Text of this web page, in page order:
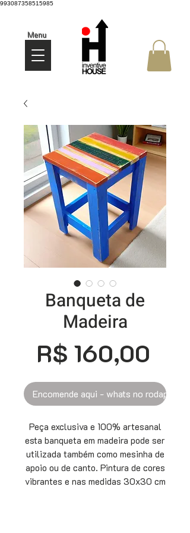
993087358515985
Menu
Banqueta de
Madeira
R$ 160,00
Encomende aqui - whats no rodapé
Peça exclusiva e 100% artesanal
esta banqueta em madeira pode ser
utilizada também como mesinha de
apoio ou de canto. Pintura de cores
vibrantes e nas medidas 30x30 cm